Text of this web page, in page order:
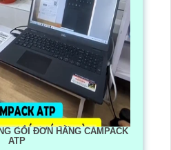
GÓI ĐƠN HÀNG CAMPACK
ATP